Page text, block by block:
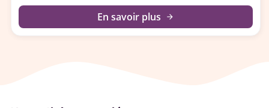
En savoir plus arrow_forward